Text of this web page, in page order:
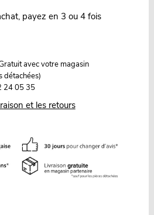
payez en 3 ou 4 fois
ratuit avec votre magasin
détachées)
24 05 35
et les retours